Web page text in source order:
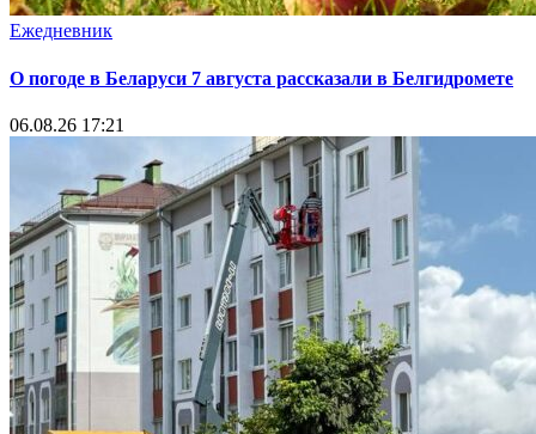
Ежедневник
О погоде в Беларуси 7 августа рассказали в Белгидромете
06.08.26 17:21